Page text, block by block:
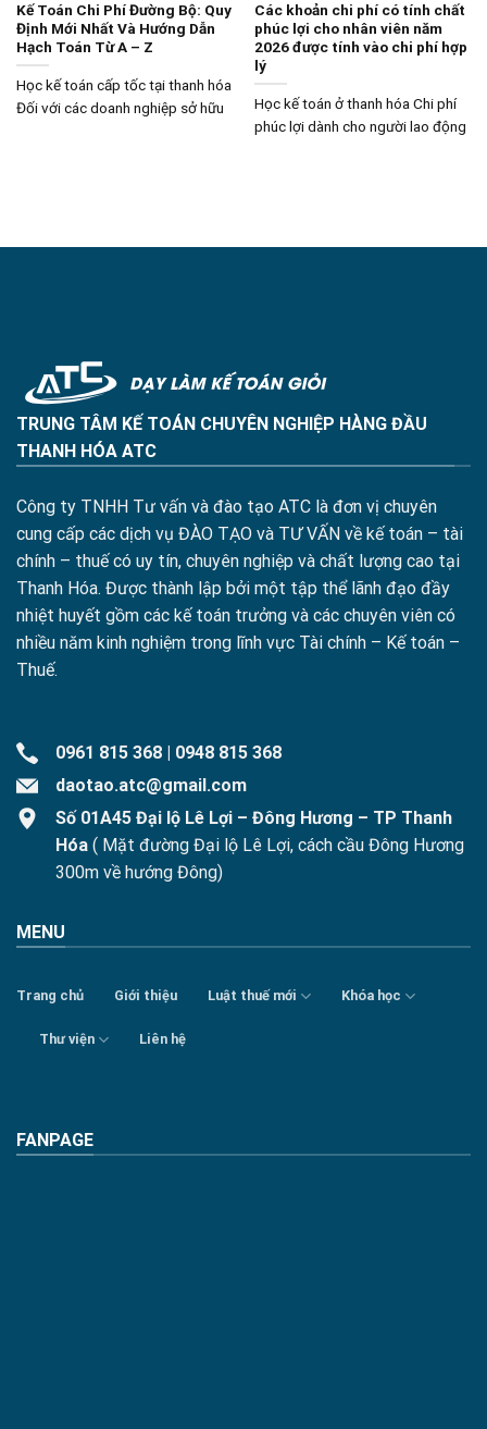
Kế Toán Chi Phí Đường Bộ: Quy
Định Mới Nhất Và Hướng Dẫn
Hạch Toán Từ A – Z
Học kế toán cấp tốc tại thanh hóa
Đối với các doanh nghiệp sở hữu
Các khoản chi phí có tính chất
phúc lợi cho nhân viên năm
2026 được tính vào chi phí hợp
lý
Học kế toán ở thanh hóa Chi phí
phúc lợi dành cho người lao động
TRUNG TÂM KẾ TOÁN CHUYÊN NGHIỆP HÀNG ĐẦU
THANH HÓA ATC
Công ty TNHH Tư vấn và đào tạo ATC là đơn vị chuyên
cung cấp các dịch vụ ĐÀO TẠO và TƯ VẤN về kế toán – tài
chính – thuế có uy tín, chuyên nghiệp và chất lượng cao tại
Thanh Hóa. Được thành lập bởi một tập thể lãnh đạo đầy
nhiệt huyết gồm các kế toán trưởng và các chuyên viên có
nhiều năm kinh nghiệm trong lĩnh vực Tài chính – Kế toán –
Thuế.
0961 815 368 | 0948 815 368
daotao.atc@gmail.com
Số 01A45 Đại lộ Lê Lợi – Đông Hương – TP Thanh
Hóa ( Mặt đường Đại lộ Lê Lợi, cách cầu Đông Hương
300m về hướng Đông)
MENU
Trang chủ Giới thiệu Luật thuế mới Khóa học
Thư viện Liên hệ
FANPAGE